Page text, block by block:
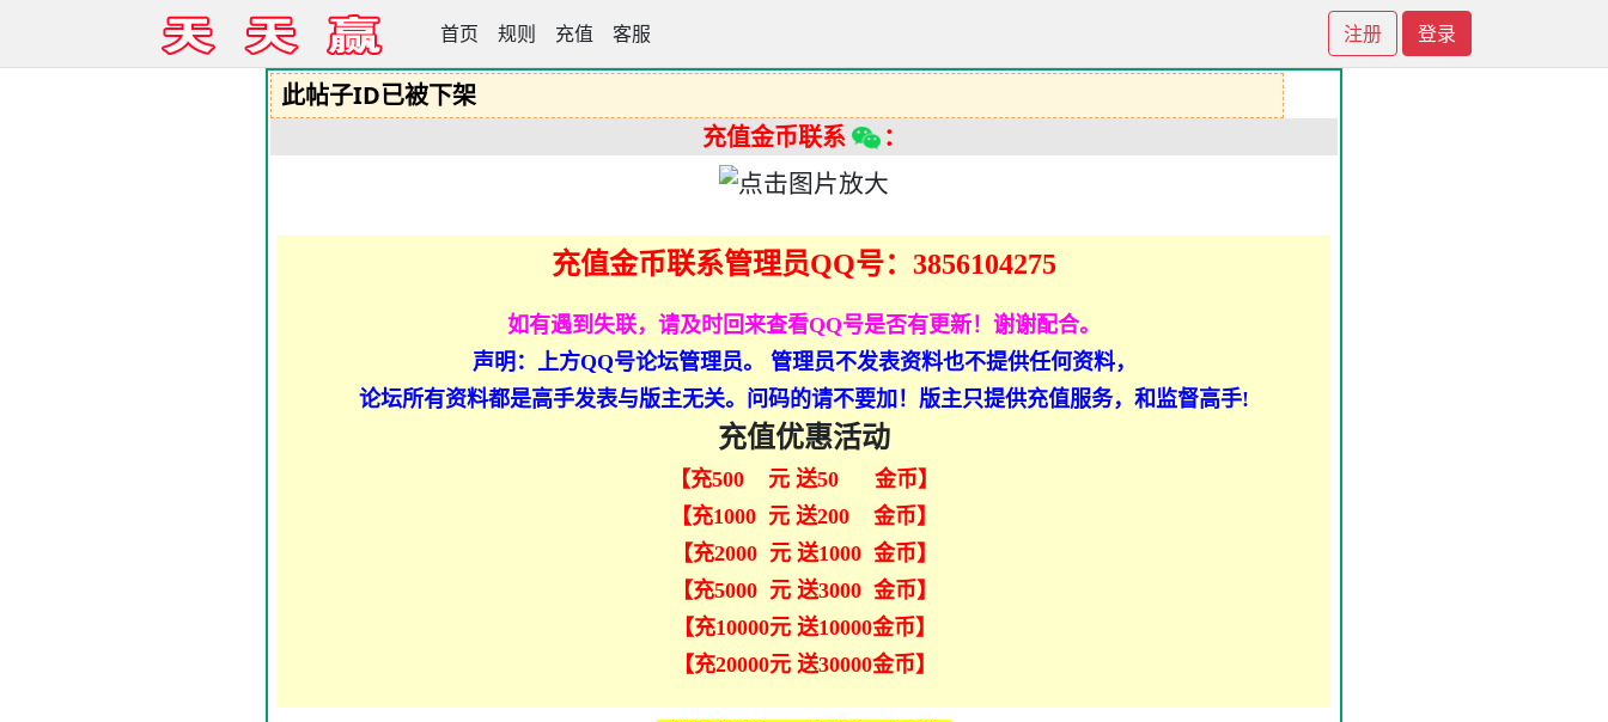
首页 规则 充值 客服 注册 登录
天天赢高手论坛
此帖子ID已被下架
充值金币联系
：
充值金币联系管理员QQ号：3856104275
如有遇到失联，请及时回来查看QQ号是否有更新！谢谢配合。
声明：上方QQ号论坛管理员。 管理员不发表资料也不提供任何资料，
论坛所有资料都是高手发表与版主无关。问码的请不要加！版主只提供充值服务，和监督高手!
充值优惠活动
【充500 元 送50 金币】
【充1000 元 送200 金币】
【充2000 元 送1000 金币】
【充5000 元 送3000 金币】
【充10000元 送10000金币】
【充20000元 送30000金币】